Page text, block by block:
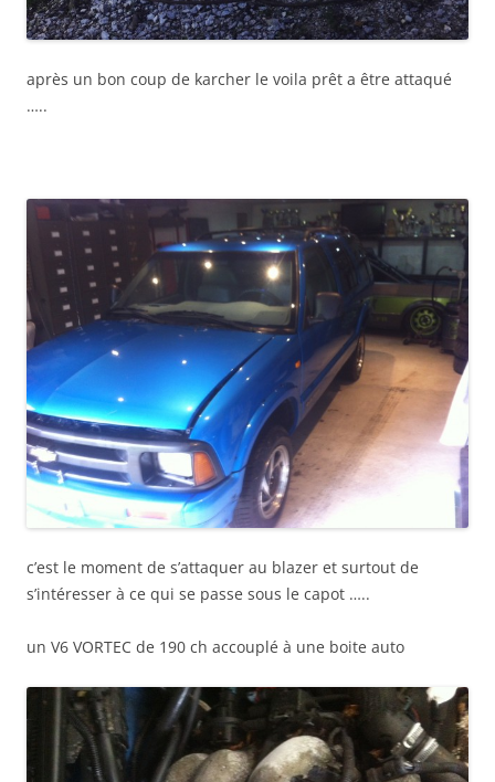
après un bon coup de karcher le voila prêt a être attaqué
…..
c’est le moment de s’attaquer au blazer et surtout de
s’intéresser à ce qui se passe sous le capot …..
un V6 VORTEC de 190 ch accouplé à une boite auto